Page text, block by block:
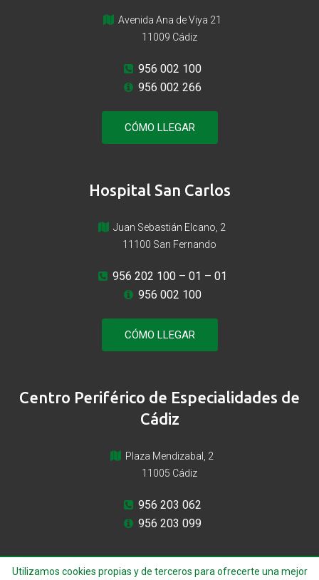
Avenida Ana de Viya 21
11009 Cádiz
956 002 100
956 002 266
CÓMO LLEGAR
Hospital San Carlos
Juan Sebastián Elcano, 2
11100 San Fernando
956 202 100– 01 – 01
956 002 100
CÓMO LLEGAR
Centro Periférico de Especialidades de
Cádiz
Plaza Mendizabal, 2
11005 Cádiz
956 203 062
956 203 099
Utilizamos cookies propias y de terceros para ofrecerte una mejor